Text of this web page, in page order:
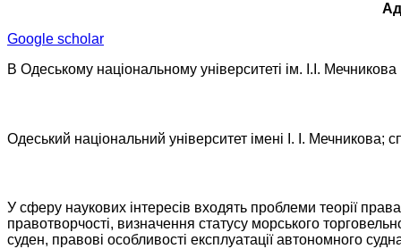
Google scholar
В Одеському національному університеті ім. І.І.
Одеський національний університет імені І. І. Мечникова;
У сферу наукових інтересів входять проблеми теорії
правотворчості, визначення статусу морського
суден, правові особливості експлуатації автономного